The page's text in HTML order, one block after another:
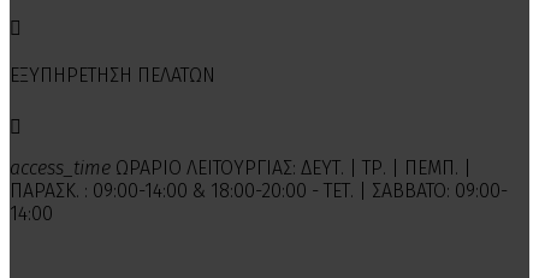

ΕΞΥΠΗΡΕΤΗΣΗ ΠΕΛΑΤΩΝ

access_time ΩΡΑΡΙΟ ΛΕΙΤΟΥΡΓΙΑΣ: ΔΕΥΤ. | ΤΡ. | ΠΕΜΠ. |
ΠΑΡΑΣΚ. : 09:00-14:00 & 18:00-20:00 - ΤΕΤ. | ΣΑΒΒΑΤΟ: 09:00-
14:00